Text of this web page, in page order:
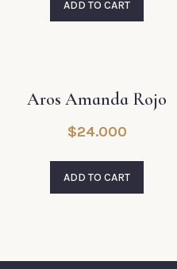
ADD TO CART
Aros Amanda Rojo
$24.000
ADD TO CART